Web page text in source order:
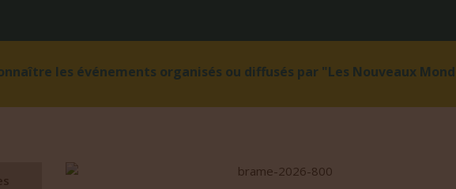
les événements organisés ou diffusés par "Les Nouveaux